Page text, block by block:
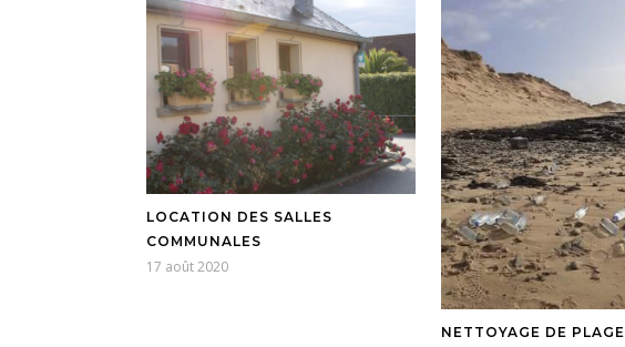
LOCATION DES SALLES
COMMUNALES
17 août 2020
NETTOYAGE DE PLAGE